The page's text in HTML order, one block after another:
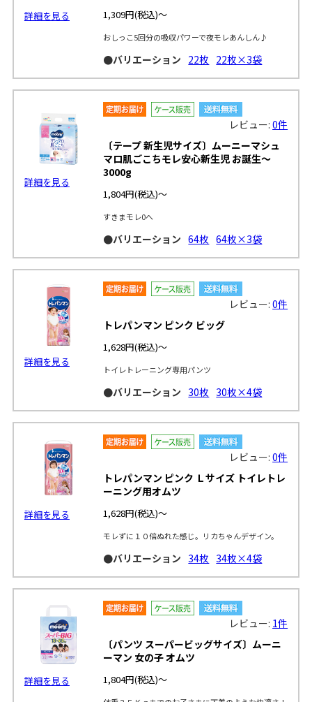
詳細を見る 1,309円(税込)～
おしっこ5回分の吸収パワーで夜モレあんしん♪
●バリエーション 22枚 22枚×3袋
詳細を見る
レビュー:0件
〔テープ 新生児サイズ〕ムーニーマシュ
マロ肌ごこちモレ安心新生児 お誕生～
3000g
1,804円(税込)～
すきまモレ0へ
●バリエーション 64枚 64枚×3袋
詳細を見る
レビュー:0件
トレパンマン ピンク ビッグ
1,628円(税込)～
トイレトレーニング専用パンツ
●バリエーション 30枚 30枚×4袋
詳細を見る
レビュー:0件
トレパンマン ピンク Ｌサイズ トイレトレ
ーニング用オムツ
1,628円(税込)～
モレずに１０倍ぬれた感じ。リカちゃんデザイン。
●バリエーション 34枚 34枚×4袋
詳細を見る
レビュー: 1件
〔パンツ スーパービッグサイズ〕ムーニ
ーマン 女の子 オムツ
1,804円(税込)～